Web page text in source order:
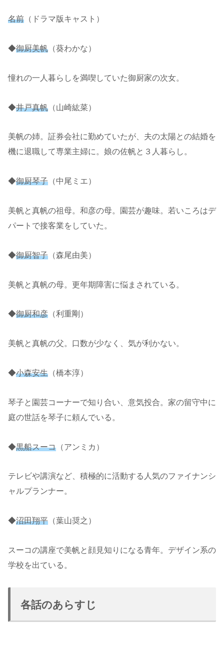
名前 （ドラマ版キャスト）
◆御厨美帆 （葵わかな）
憧れの一人暮らしを満喫していた御厨家の次女。
◆井戸真帆 （山崎紘菜）
美帆の姉。証券会社に勤めていたが、夫の太陽との結婚を
機に退職して専業主婦に。娘の佐帆と３人暮らし。
◆御厨琴子 （中尾ミエ）
美帆と真帆の祖母。和彦の母。園芸が趣味。若いころはデ
パートで接客業をしていた。
◆御厨智子 （森尾由美）
美帆と真帆の母。更年期障害に悩まされている。
◆御厨和彦 （利重剛）
美帆と真帆の父。口数が少なく、気が利かない。
◆小森安生 （橋本淳）
琴子と園芸コーナーで知り合い、意気投合。家の留守中に
庭の世話を琴子に頼んでいる。
◆黒船スーコ （アンミカ）
テレビや講演など、積極的に活動する人気のファイナンシ
ャルプランナー。
◆沼田翔平 （葉山奨之）
スーコの講座で美帆と顔見知りになる青年。デザイン系の
学校を出ている。
各話のあらすじ